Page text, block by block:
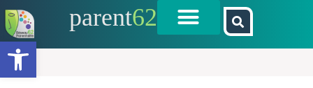
Ouvrir la barre d’outils
parent62